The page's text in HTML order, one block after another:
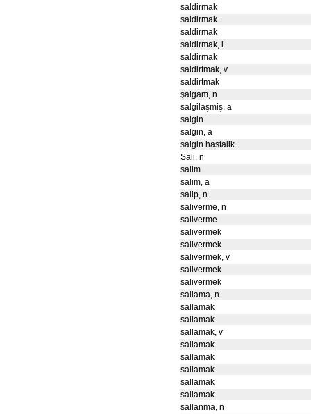
saldirmak
saldirmak
saldirmak
saldirmak, l
saldirmak
saldirtmak, v
saldirtmak
şalgam, n
salgilaşmiş, a
salgin
salgin, a
salgin hastalik
Sali, n
salim
salim, a
salip, n
saliverme, n
saliverme
salivermek
salivermek
salivermek, v
salivermek
salivermek
sallama, n
sallamak
sallamak
sallamak, v
sallamak
sallamak
sallamak
sallamak
sallamak
sallanma, n